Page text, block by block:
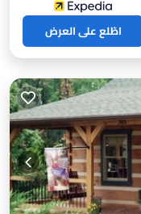
اطّلع على العرض